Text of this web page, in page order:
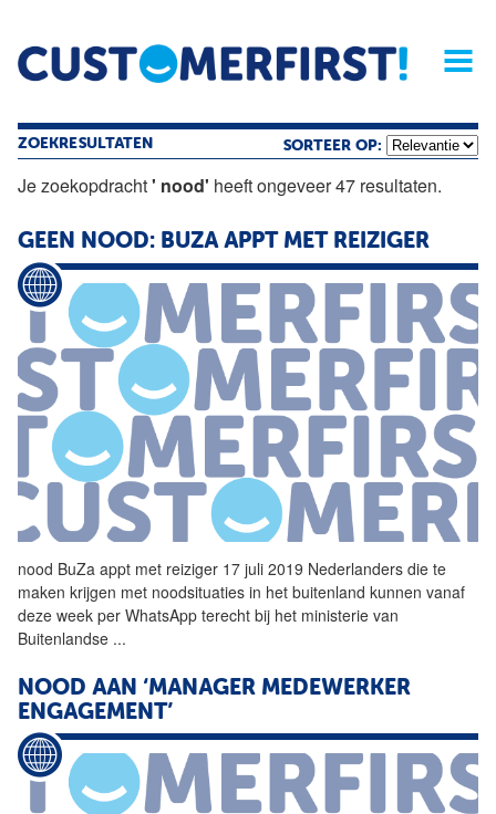
Home Opinie Archief
Magazine
ZOEKRESULTATEN SORTEER OP:
Je zoekopdracht' nood' heeft ongeveer 47 resultaten.
GEEN NOOD: BUZA APPT MET REIZIGER
nood BuZa appt met reiziger 17 juli 2019 Nederlanders die te
maken krijgen met noodsituaties in het buitenland kunnen vanaf
deze week per WhatsApp terecht bij het ministerie van
Buitenlandse ...
NOOD AAN ‘MANAGER MEDEWERKER
ENGAGEMENT’